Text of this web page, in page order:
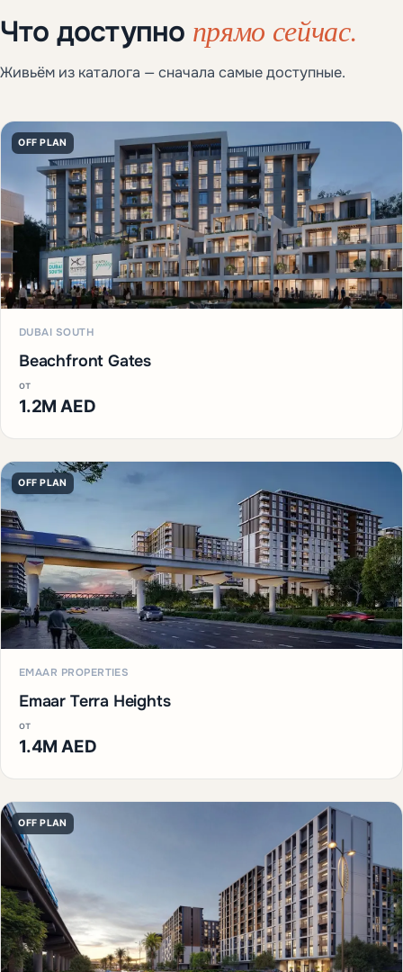
Что доступно прямо сейчас.
Живьём из каталога — сначала самые доступные.
OFF PLAN
DUBAI SOUTH
Beachfront Gates
от
1.2M AED
OFF PLAN
EMAAR PROPERTIES
Emaar Terra Heights
от
1.4M AED
OFF PLAN